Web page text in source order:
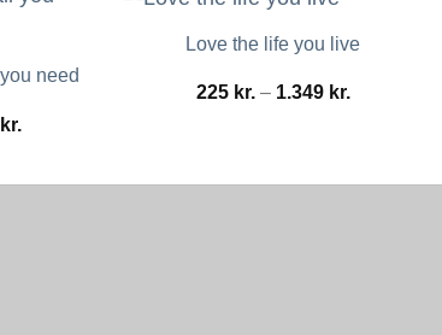
need
kr.
Love the life you live
225 kr. – 1.349 kr.Prisinterval: